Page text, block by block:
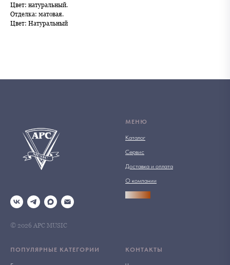
Цвет: натуральный.
Отделка: матовая.
Цвет: Натуральный
© 2026 АРС MUSIC
МЕНЮ
Каталог
Сервис
Доставка и оплата
О компании
ПОПУЛЯРНЫЕ КАТЕГОРИИ КОНТАКТЫ